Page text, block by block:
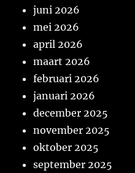
juni 2026
mei 2026
april 2026
maart 2026
februari 2026
januari 2026
december 2025
november 2025
oktober 2025
september 2025